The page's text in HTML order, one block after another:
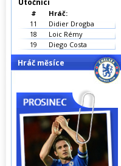
Útočníci
#
Hráč:
11
Didier Drogba
18
Loic Rémy
19
Diego Costa
Hráč měsíce